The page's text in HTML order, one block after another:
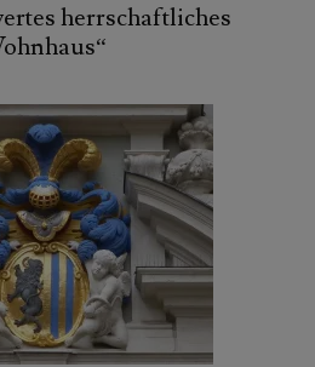
herrschaftliches